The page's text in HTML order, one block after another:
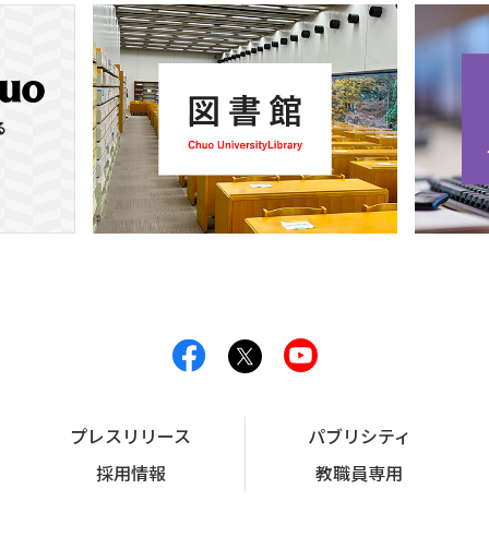
プレスリリース
パブリシティ
採用情報
教職員専用